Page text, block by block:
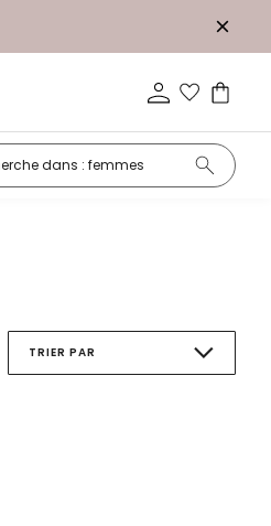
Promotion
TRIER PAR